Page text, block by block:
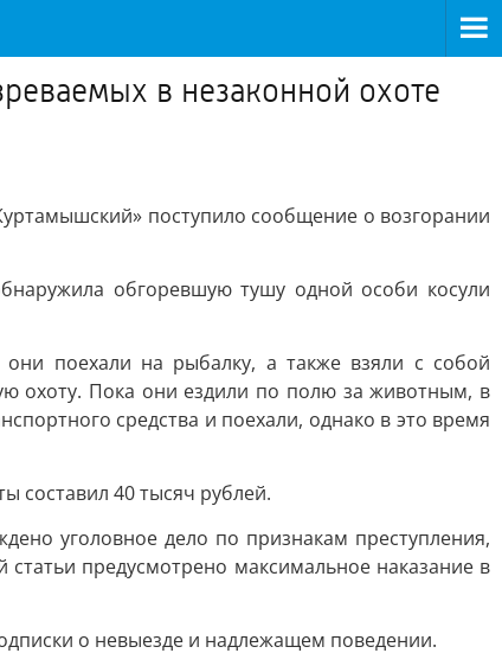
в незаконной охоте
поступило сообщение о возгорании
обгоревшую тушу одной особи косули
поехали на рыбалку, а также взяли с собой
охоту. Пока они ездили по полю за животным, в
средства и поехали, однако в это время
составил 40 тысяч рублей.
уголовное дело по признакам преступления,
предусмотрено максимальное наказание в
о невыезде и надлежащем поведении.